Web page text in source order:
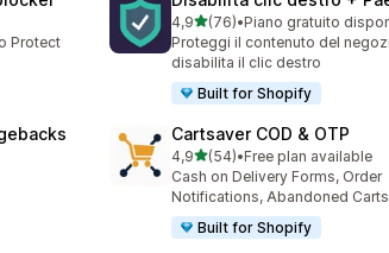
Protect
4,9stelle su 5
(76)
76 recensioni totali
•Piano gratuito
Proteggi il contenuto del
disabilita il clic destro
Built for Shopify
Cartsaver COD & OTP
4,9stelle su 5
(54)
54 recensioni totali
•Free plan available
Cash on Delivery Forms, Order
Notifications, Abandoned Carts
Built for Shopify